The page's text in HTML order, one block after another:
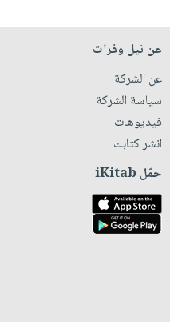
عن نيل وفرات
عن الشركة
سياسة الشركة
فيديوهات
انشر كتابك
حمّل iKitab